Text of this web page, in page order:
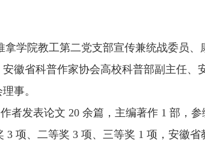
院教工第二党支部宣传兼统战委员、
徽省科普作家协会高校科普部副主任、
事。
发表论文 20 余篇，主编著作 1 部，参
项、二等奖 3 项、三等奖 1 项，安徽